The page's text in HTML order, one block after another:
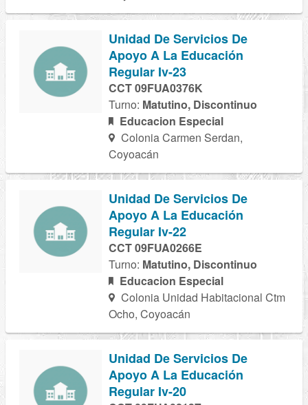
Unidad De Servicios De
Apoyo A La Educación
Regular Iv-23
CCT 09FUA0376K
Turno: Matutino, Discontinuo
Educacion Especial
Colonia Carmen Serdan,
Coyoacán
Unidad De Servicios De
Apoyo A La Educación
Regular Iv-22
CCT 09FUA0266E
Turno: Matutino, Discontinuo
Educacion Especial
Colonia Unidad Habitacional Ctm
Ocho, Coyoacán
Unidad De Servicios De
Apoyo A La Educación
Regular Iv-20